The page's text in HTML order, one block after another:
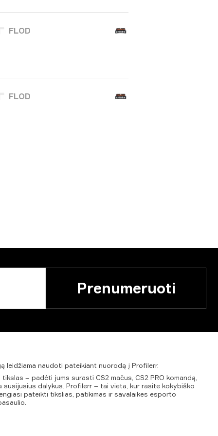
FLOD
FLOD
Prenumeruoti
leidžiama naudoti pateikiant nuorodą į Profilerr.
– padėti jums surasti CS2 mačus, CS2 PRO komandą,
susijusius dalykus. Profilerr – tai vieta, kur rasite kokybiško
pateikti tikslias, patikimas ir savalaikes esporto